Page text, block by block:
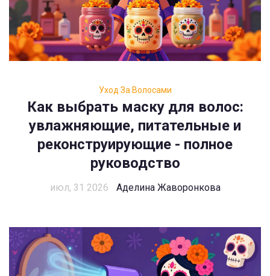
Уход За Волосами
Как выбрать маску для волос:
увлажняющие, питательные и
реконструирующие - полное
руководство
июл, 31 2026 Аделина Жаворонкова